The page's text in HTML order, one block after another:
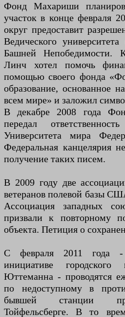
Фонд Махариши
участок в конце февраля
округ предоставит
Ведического
Башней Непобедимости.
Линч хотел помочь
помощью своего фонда
образование, основанное
всем мире» и заложил
В декабре 2008 года
передал
Университета мира
Федеральная канцелярия
получение таких писем.
В 2009 году две
ветеранов полевой базы
Ассоциация западных
призвали к повторному
объекта. Петиция о
С февраля 2011 года -
инициативе городского
Юттеманна - проводятся
по недоступному в
бывшей станции
Тойфельсберге. В то